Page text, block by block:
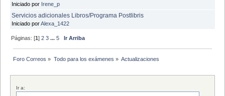
Iniciado por Irene_p
Servicios adicionales Libros/Programa Postlibris
Iniciado porAlexa_1422
Páginas: [1]2 3 ...5 Ir Arriba
Foro Correos » Todo para los exámenes » Actualizaciones
Ir a: